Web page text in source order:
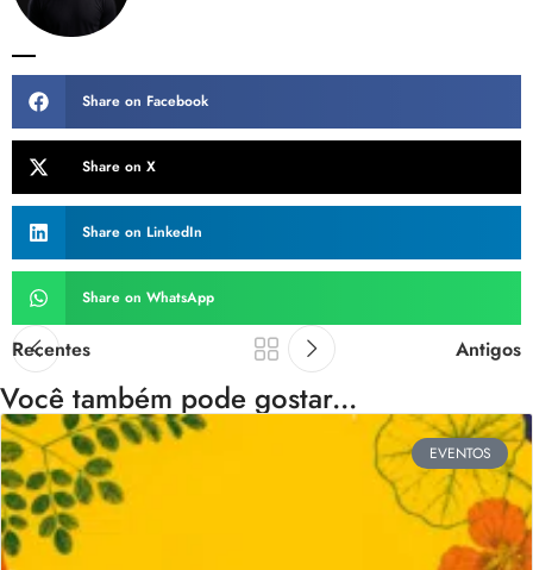
Share on Facebook
Share on X
Share on LinkedIn
Share on WhatsApp
Recentes Antigos
Você também pode gostar...
EVENTOS